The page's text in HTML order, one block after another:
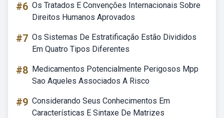
#6 Os Tratados E Convenções Internacionais Sobre
Direitos Humanos Aprovados
#7 Os Sistemas De Estratificação Estão Divididos
Em Quatro Tipos Diferentes
#8 Medicamentos Potencialmente Perigosos Mpp
Sao Aqueles Associados A Risco
#9 Considerando Seus Conhecimentos Em
Características E Sintaxe De Matrizes